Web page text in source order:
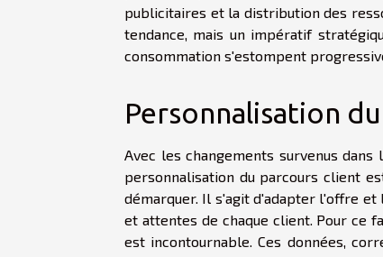
publicitaires et la distribution des
tendance, mais un impératif
consommation s'estompent
Personnalisation
Avec les changements survenus dans
personnalisation du parcours client
démarquer. Il s'agit d'adapter l'offre et
et attentes de chaque client. Pour ce
est incontournable. Ces données,